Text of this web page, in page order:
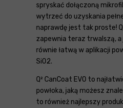
spryskać dołączoną
wytrzeć do uzyskania
naprawdę jest tak proste!
zapewnia teraz trwalszą, a
równie łatwą w aplikacji
SiO2.
Q² CanCoat EVO to
powłoka, jaką możesz
to również najlepszy